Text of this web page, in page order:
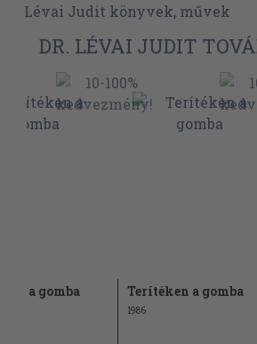
Lévai Judit könyvek, művek
DR. LÉVAI JUDIT
a gomba Terítéken a gomba
1986